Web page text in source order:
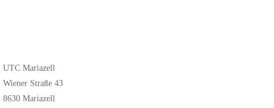
UTC Mariazell
Wiener Straße 43
8630 Mariazell